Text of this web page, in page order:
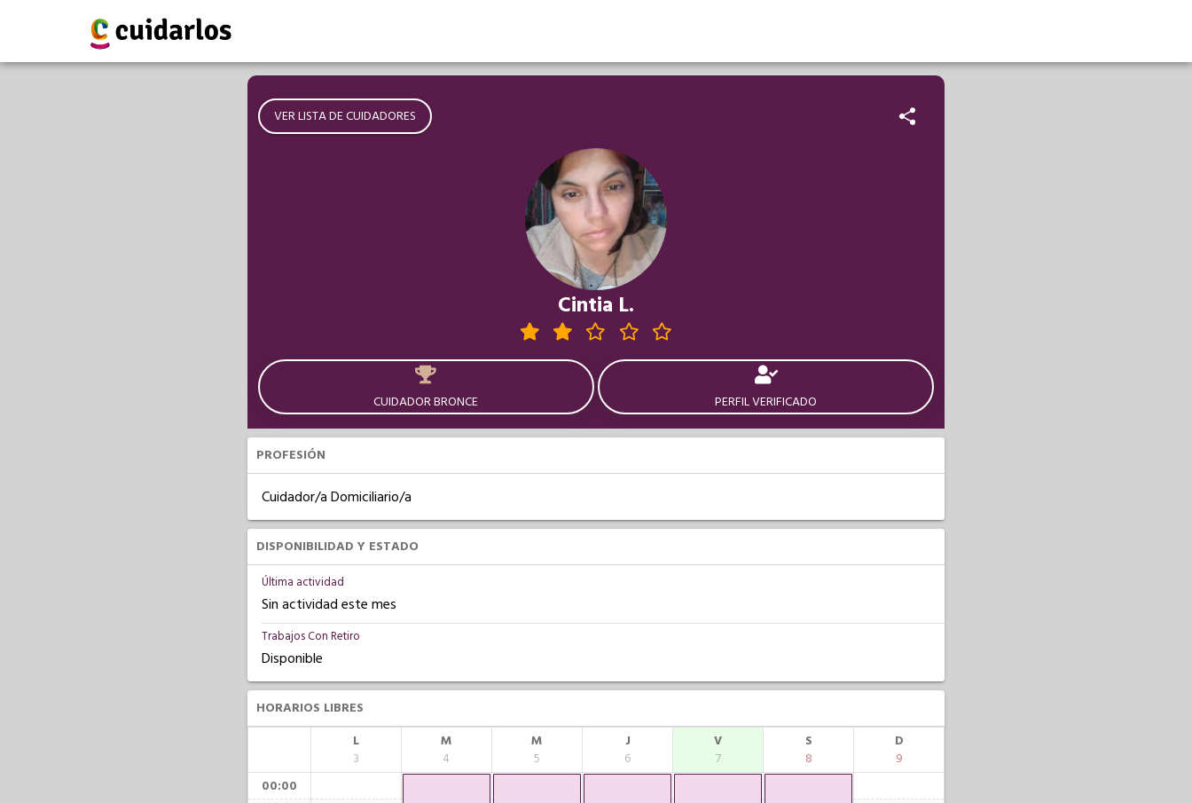
VER LISTA DE CUIDADORES
Cintia L.
CUIDADOR BRONCE PERFIL VERIFICADO
PROFESIÓN
Cuidador/a Domiciliario/a
DISPONIBILIDAD Y ESTADO
Última actividad
Sin actividad este mes
Trabajos Con Retiro
Disponible
HORARIOS LIBRES
L
3
M
4
M
5
J
6
V
7
S
8
D
9
00:00